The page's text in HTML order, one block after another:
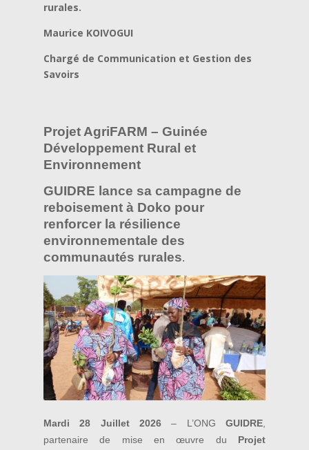
rurales.
Maurice KOIVOGUI
Chargé de Communication et Gestion des
Savoirs
Projet AgriFARM – Guinée
Développement Rural et
Environnement
GUIDRE lance sa campagne de
reboisement à Doko pour
renforcer la résilience
environnementale des
communautés rurales.
Mardi 28 Juillet 2026 – L’ONG GUIDRE,
partenaire de mise en œuvre du Projet